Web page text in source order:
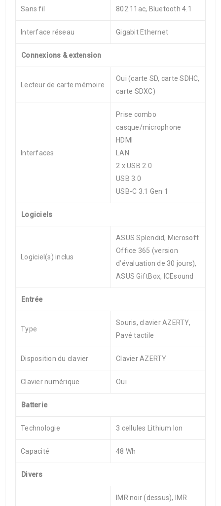
Sans fil 802.11ac, Bluetooth 4.1
Interface réseau Gigabit Ethernet
Connexions & extension
Lecteur de carte mémoire
Oui (carte SD, carte SDHC,
carte SDXC)
Interfaces
Prise combo
casque/microphone
HDMI
LAN
2 x USB 2.0
USB 3.0
USB-C 3.1 Gen 1
Logiciels
Logiciel(s) inclus
ASUS Splendid, Microsoft
Office 365 (version
d’évaluation de 30 jours),
ASUS GiftBox, ICEsound
Entrée
Type
Souris, clavier AZERTY,
Pavé tactile
Disposition du clavier Clavier AZERTY
Clavier numérique Oui
Batterie
Technologie 3 cellules Lithium Ion
Capacité 48 Wh
Divers
IMR noir (dessus), IMR